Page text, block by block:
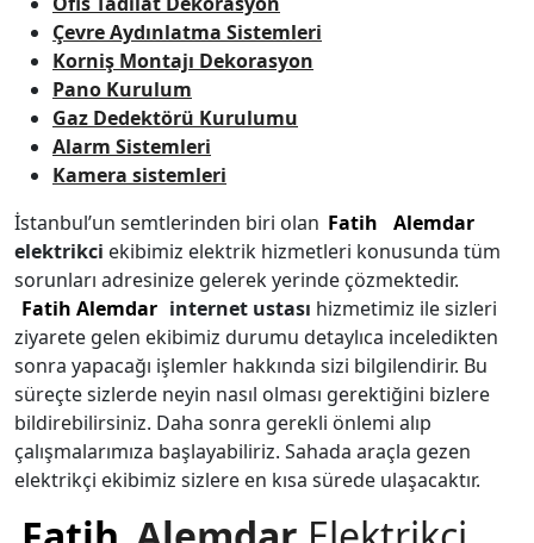
Çevre Aydınlatma Sistemleri
Korniş Montajı Dekorasyon
Pano Kurulum
Gaz Dedektörü Kurulumu
Alarm Sistemleri
Kamera sistemleri
İstanbul’un semtlerinden biri olan Fatih
Alemdar
elektrikci ekibimiz elektrik hizmetleri konusunda tüm
sorunları adresinize gelerek yerinde çözmektedir.
Fatih Alemdar internet ustası hizmetimiz ile sizleri
ziyarete gelen ekibimiz durumu detaylıca inceledikten
sonra yapacağı işlemler hakkında sizi bilgilendirir. Bu
süreçte sizlerde neyin nasıl olması gerektiğini bizlere
bildirebilirsiniz. Daha sonra gerekli önlemi alıp
çalışmalarımıza başlayabiliriz. Sahada araçla gezen
elektrikçi ekibimiz sizlere en kısa sürede ulaşacaktır.